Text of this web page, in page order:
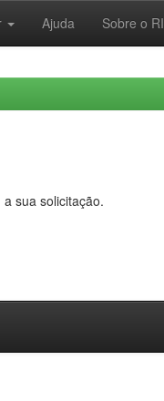
Ajuda Sobre o RI
sua solicitação.